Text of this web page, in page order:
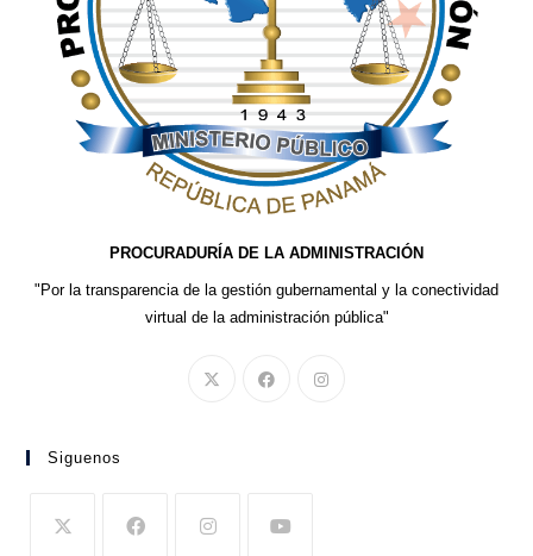
PROCURADURÍA DE LA ADMINISTRACIÓN
"Por la transparencia de la gestión gubernamental y la conectividad
virtual de la administración pública"
Siguenos